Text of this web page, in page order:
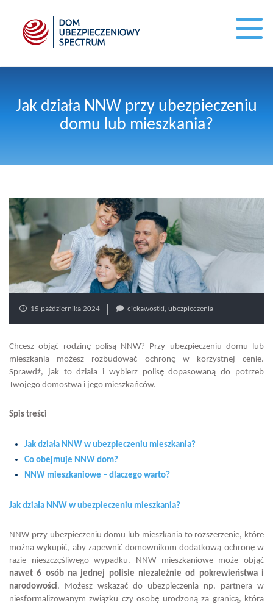
Jak działa NNW przy ubezpieczeniu
domu lub mieszkania?
15 października 2024 ciekawostki, ubezpieczenia
Chcesz objąć rodzinę polisą NNW? Przy ubezpieczeniu domu lub
mieszkania możesz rozbudować ochronę w korzystnej cenie.
Sprawdź, jak to działa i wybierz polisę dopasowaną do potrzeb
Twojego domostwa i jego mieszkańców.
Spis treści
Jak działa NNW w ubezpieczeniu mieszkania?
Co obejmuje NNW dom?
NNW mieszkaniowe – dlaczego warto?
Jak działa NNW w ubezpieczeniu mieszkania?
NNW przy ubezpieczeniu domu lub mieszkania to rozszerzenie, które
można wykupić, aby zapewnić domownikom dodatkową ochronę w
razie nieszczęśliwego wypadku. NNW mieszkaniowe może objąć
nawet 6 osób na jednej polisie niezależnie od pokrewieństwa i
narodowości. Możesz wskazać do ubezpieczenia np. partnera w
niesformalizowanym związku czy osobę urodzoną za granicą, która